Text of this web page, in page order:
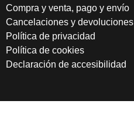
Compra y venta, pago y envío
Cancelaciones y devoluciones
Política de privacidad
Política de cookies
Declaración de accesibilidad